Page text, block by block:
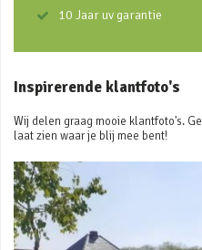
10 Jaar uv garantie
Inspirerende klantfoto's
Wij delen graag mooie klantfoto's.
laat zien waar je blij mee bent!